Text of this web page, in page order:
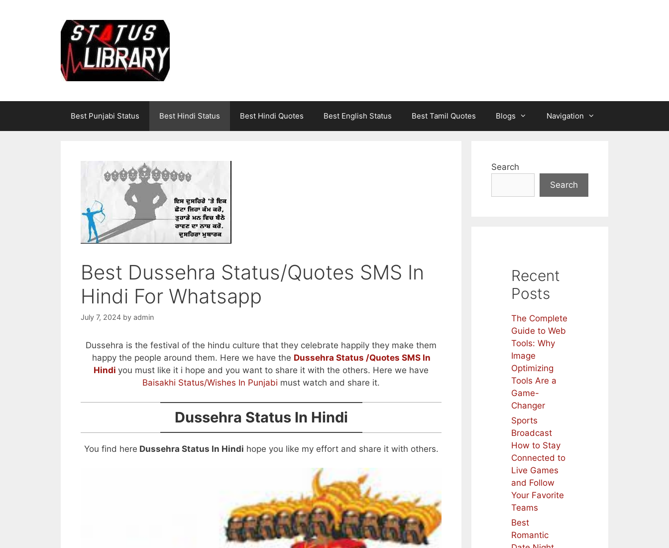
Best Punjabi Status Best Hindi Status Best Hindi Quotes Best English Status Best Tamil Quotes Blogs Navigation
Best Dussehra Status/Quotes SMS In
Hindi For Whatsapp
July 7, 2024 by admin
Dussehra is the festival of the hindu culture that they celebrate happily they make them
happy the people around them. Here we have the Dussehra Status /Quotes SMS In
Hindi you must like it i hope and you want to share it with the others. Here we have
Baisakhi Status/Wishes In Punjabi must watch and share it.
Dussehra Status In Hindi
You find here Dussehra Status In Hindi hope you like my effort and share it with others.
Search
Search
Recent
Posts
The Complete
Guide to Web
Tools: Why
Image
Optimizing
Tools Are a
Game-
Changer
Sports
Broadcast
How to Stay
Connected to
Live Games
and Follow
Your Favorite
Teams
Best
Romantic